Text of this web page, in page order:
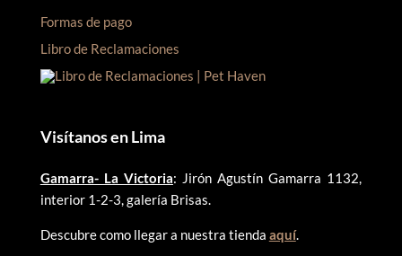
Formas de pago
Libro de Reclamaciones
Visítanos en Lima
Gamarra- La Victoria: Jirón Agustín Gamarra 1132,
interior 1-2-3, galería Brisas.
Descubre como llegar a nuestra tienda aquí.